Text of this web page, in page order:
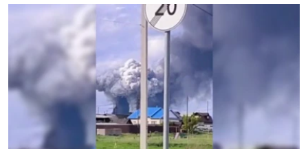
Вернутся
КАВКАЗ.РЕАЛИИ
СЕВЕР.РЕАЛИИ
СИБИРЬ.РЕАЛИИ
РАСПИСАНИЕ ВЕЩАНИЯ
ПОДПИШИТЕСЬ НА РАССЫЛКУ